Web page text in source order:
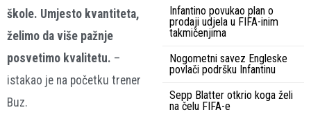
škole. Umjesto kvantiteta,
želimo da više pažnje
posvetimo kvalitetu. –
istakao je na početku trener
Buz.
Infantino povukao plan o
prodaji udjela u FIFA-inim
takmičenjima
Nogometni savez Engleske
povlači podršku Infantinu
Sepp Blatter otkrio koga želi
na čelu FIFA-e